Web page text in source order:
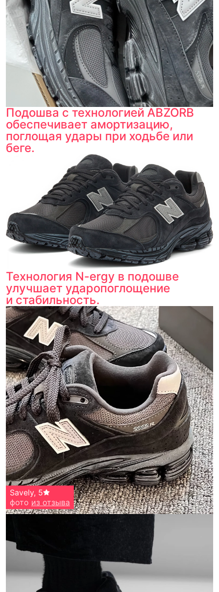
Подошва с технологией ABZORB
обеспечивает амортизацию,
поглощая удары при ходьбе или
беге.
Технология N-ergy в подошве
улучшает ударопоглощение
и стабильность.
Savely, 5
фото из отзыва